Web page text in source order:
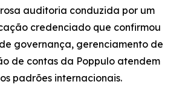
auditoria conduzida por um
credenciado que confirmou
governança, gerenciamento de
de contas da Poppulo atendem
padrões internacionais.